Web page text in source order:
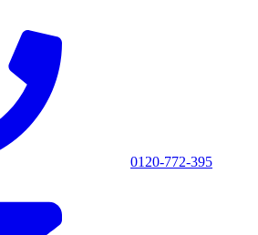
0120-772-395